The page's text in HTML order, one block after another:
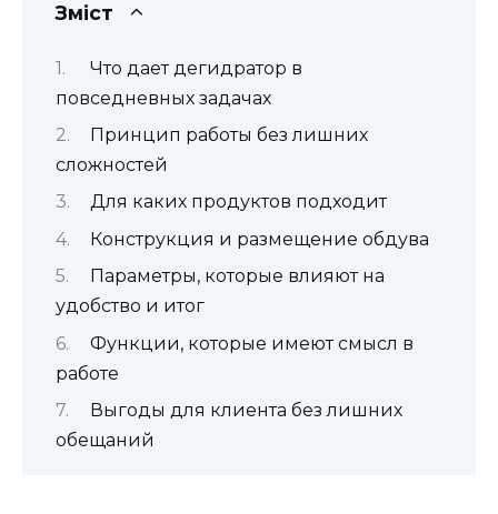
Зміст
Что дает дегидратор в
повседневных задачах
Принцип работы без лишних
сложностей
Для каких продуктов подходит
Конструкция и размещение обдува
Параметры, которые влияют на
удобство и итог
Функции, которые имеют смысл в
работе
Выгоды для клиента без лишних
обещаний